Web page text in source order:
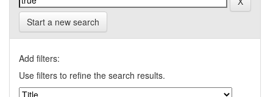
Start a new search
Add filters:
Use filters to refine the search results.